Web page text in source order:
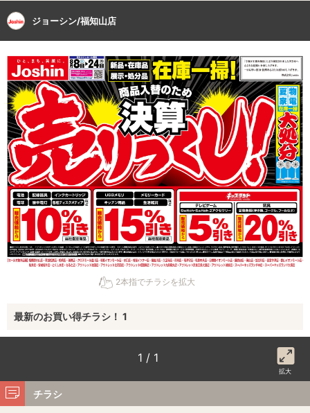
ジョーシン/福知山店
2本指でチラシを拡大
最新のお買い得チラシ！ 1
1 / 1
拡大
チラシ